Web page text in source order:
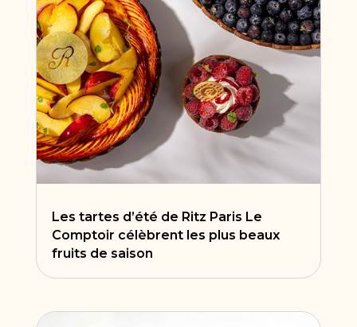
Les tartes d’été de Ritz Paris Le
Comptoir célèbrent les plus beaux
fruits de saison